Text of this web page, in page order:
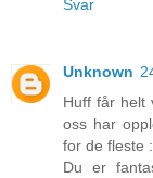
Svar
Unknown
Huff får helt
oss har
for de fleste
Du er